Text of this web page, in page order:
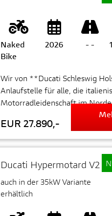
Naked
Bike
2026 - -
Wir von **Ducati Schleswig
Anlaufstelle für alle, die
Motorradleidenschaft im
EUR 27.890,-
Ducati Hypermotard V2
auch in der 35kW Variante
erhältlich